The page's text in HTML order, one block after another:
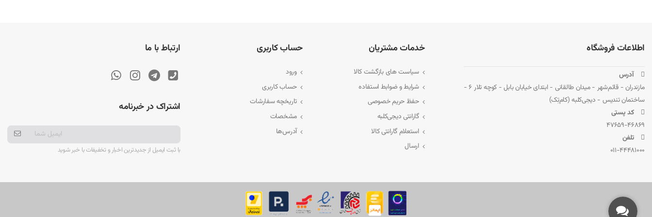
Toshiba Satellite Pro C50-B Series
Toshiba Satellite Pro L55-B Series
Toshiba Satellite Pro R50-B Series
Toshiba Satellite Pro R50-C Series.
این باتری علاوه بر شماره فنی PA5184U با شماره قطعات متعددی در بازار شناخته می‌شود که از مهم‌ترین آن‌ها می‌توان به موارد زیر اشاره کرد: PA5184U-1BRS، PA5185U، PA5185U-1BRS، PA5186U، PA5186U-
در فروشگاه دیجی‌کلبه، محصولات مرتبطی وجود دارد که می‌تواند نیازهای شما را برآورده کند. برای مشاهده و خرید این محصولات، به لینک‌ زیر مراجعه کنید:
اطلاعات فروشگاه
 آدرس
مازندران - قائم‌شهر - میدان طالقانی - ابتدای خیابان بابل - کوچه تلار 6 -
ساختمان تندیس - دیجی‌کلبه (کام‌تِک)
 کد پستی
47659-46869
 تلفن
011-44481000
خدمات مشتریان
سیاست های بازگشت کالا
شرایط و ضوابط استفاده
حفظ حریم خصوصی
گارانتی دیجی‌کلبه
استعلام گارانتی کالا
ارسال
حساب کاربری
ورود
حساب کاربری
تاریخچه سفارشات
مشخصات
آدرس‌ها
ارتباط با ما
اشتراک در خبرنامه
با ثبت ایمیل از جدیدترین اخبار و تخفیفات با خبر شوید